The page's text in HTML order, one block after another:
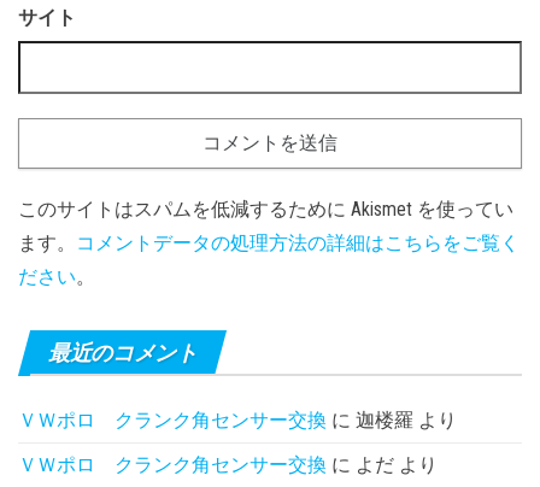
サイト
このサイトはスパムを低減するために Akismet を使ってい
ます。
コメントデータの処理方法の詳細はこちらをご覧く
ださい。
最近のコメント
ＶＷポロ クランク角センサー交換 に 迦楼羅 より
ＶＷポロ クランク角センサー交換 に よだ より